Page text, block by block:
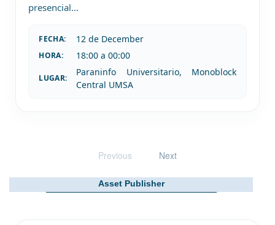
presencial...
FECHA: 12 de December
HORA: 18:00 a 00:00
LUGAR:
Paraninfo Universitario, Monoblock
Central UMSA
Previous Next
Asset Publisher